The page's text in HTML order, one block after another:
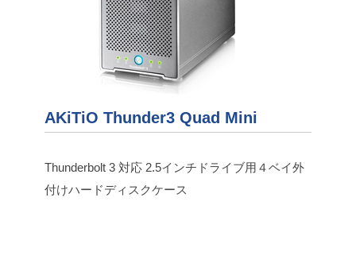
AKiTiO Thunder3 Quad Mini
Thunderbolt 3 対応 2.5インチドライブ用４ベイ外
付けハードディスクケース